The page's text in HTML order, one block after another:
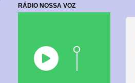
RÁDIO NOSSA VOZ